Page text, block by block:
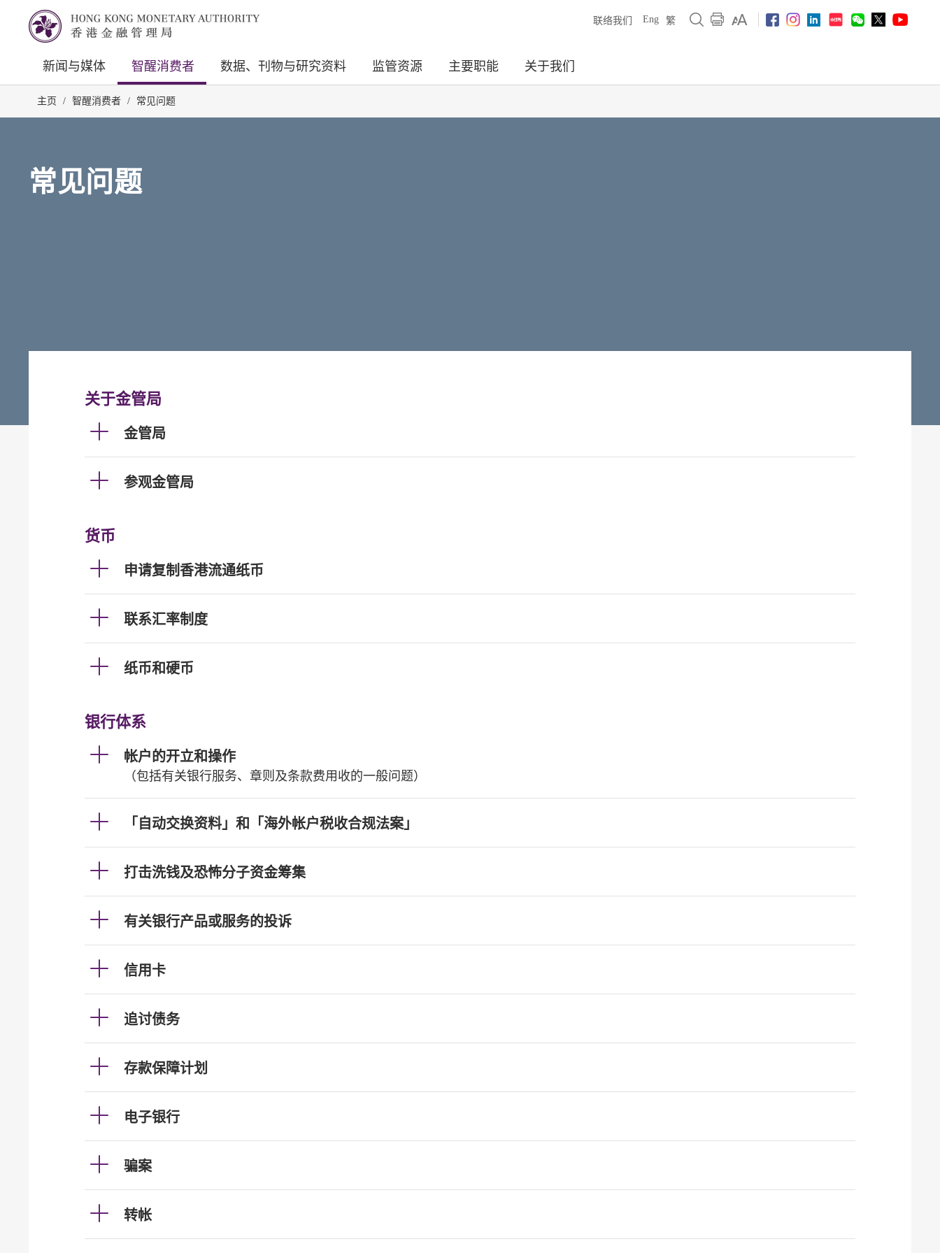
联络我们 Eng 繁
新闻与媒体 智醒消费者 数据、刊物与研究资料 监管资源 主要职能 关于我们
主页 / 智醒消费者 / 常见问题
常见问题
关于金管局
金管局
参观金管局
货币
申请复制香港流通纸币
联系汇率制度
纸币和硬币
银行体系
帐户的开立和操作
（包括有关银行服务、章则及条款费用收的一般问题）
「自动交换资料」和「海外帐户税收合规法案」
打击洗钱及恐怖分子资金筹集
有关银行产品或服务的投诉
信用卡
追讨债务
存款保障计划
电子银行
骗案
转帐